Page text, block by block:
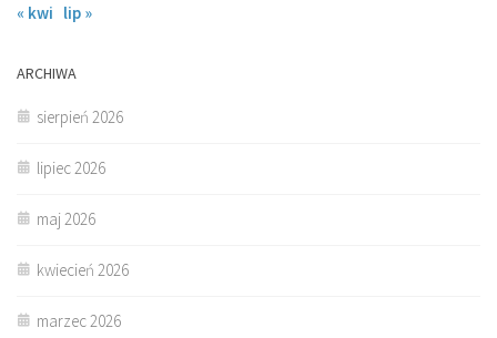
« kwi lip »
ARCHIWA
sierpień 2026
lipiec 2026
maj 2026
kwiecień 2026
marzec 2026